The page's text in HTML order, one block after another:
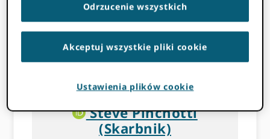
Steve Pinchotti
(Skarbnik)
Odrzucenie wszystkich
Akceptuj wszystkie pliki cookie
Ustawienia plików cookie